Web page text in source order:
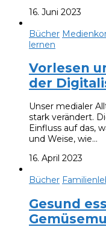
16. Juni 2023
Bücher
lernen
Vorlesen
der
Unser medialer
stark verändert.
Einfluss auf das,
und Weise, wie…
16. April 2023
Bücher
Gesund